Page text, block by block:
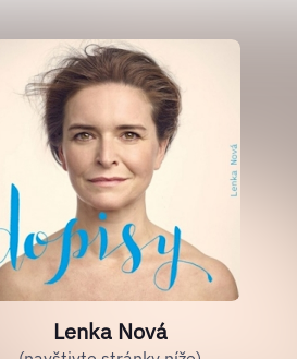
Lenka Nová